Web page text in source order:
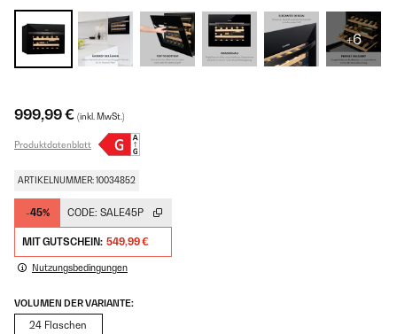
+6
999,99 € (inkl. MwSt.)
Produktdatenblatt
ARTIKELNUMMER: 10034852
-45% CODE: SALE45P
MIT GUTSCHEIN: 549,99 €
Nutzungsbedingungen
VOLUMEN DER VARIANTE:
24 Flaschen